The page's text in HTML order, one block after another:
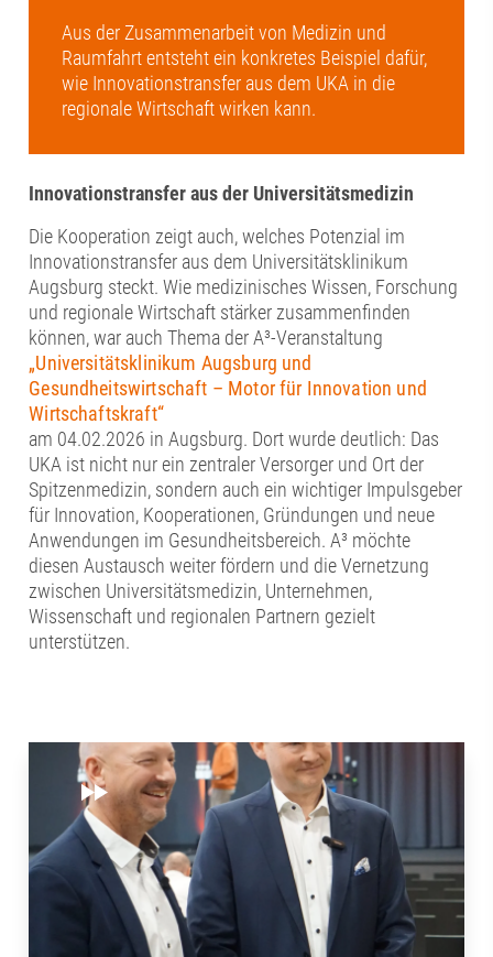
Aus der Zusammenarbeit von Medizin und
Raumfahrt entsteht ein konkretes Beispiel dafür,
wie Innovationstransfer aus dem UKA in die
regionale Wirtschaft wirken kann.
Innovationstransfer aus der Universitätsmedizin
Die Kooperation zeigt auch, welches Potenzial im
Innovationstransfer aus dem Universitätsklinikum
Augsburg steckt. Wie medizinisches Wissen, Forschung
und regionale Wirtschaft stärker zusammenfinden
können, war auch Thema der A³-Veranstaltung
„Universitätsklinikum Augsburg und
Gesundheitswirtschaft – Motor für Innovation und
Wirtschaftskraft“
am 04.02.2026 in Augsburg. Dort wurde deutlich: Das
UKA ist nicht nur ein zentraler Versorger und Ort der
Spitzenmedizin, sondern auch ein wichtiger Impulsgeber
für Innovation, Kooperationen, Gründungen und neue
Anwendungen im Gesundheitsbereich. A³ möchte
diesen Austausch weiter fördern und die Vernetzung
zwischen Universitätsmedizin, Unternehmen,
Wissenschaft und regionalen Partnern gezielt
unterstützen.